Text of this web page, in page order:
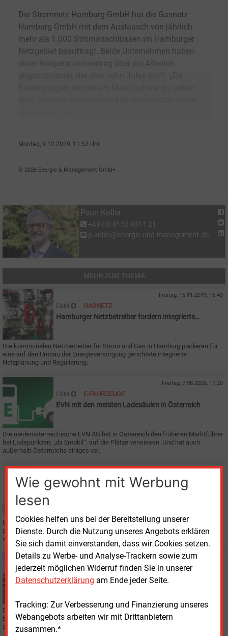
Wie gewohnt mit Werbung
lesen
Cookies helfen uns bei der Bereitstellung unserer
Dienste. Durch die Nutzung unseres Angebots erklären
Sie sich damit einverstanden, dass wir Cookies setzen.
Details zu Werbe- und Analyse-Trackern sowie zum
jederzeit möglichen Widerruf finden Sie in unserer
Datenschutzerklärung am Ende jeder Seite.
Tracking: Zur Verbesserung und Finanzierung unseres
Webangebots arbeiten wir mit Drittanbietern
zusammen.*
Die Stromnetz Hamburg GmbH hat die Gasnetz
Hamburg GmbH mit dem Austausch von jährlich
mehr als 1.000 Stromanschlüssen im Hamburger
Netzgebiet beauftragt. Beide Unternehmen haben
einen Kooperationsvertrag über die Arbeiten
Montag, 9.12.2019, 11:52 Uhr
© 2026 Energie & Management GmbH
Peter Koller
+49 (0) 8152 9311 21
p.koller@energie-und-management.de
MEHR ZUM THEMA
Freitag, 15.11.2019, 16:43
E&M GASNETZ
Hamburger Netzbetreiber fordern integrierte
Die kommunalen Netzbetreiber für Strom und Gas in Hamburg plädieren für
eine auf den Umbau der Energieversorgung gerichtete integrierte
Netzplanung und Regulierung.
Freitag, 7.08.2026, 17:20
E&M E-FAHRZEUGE
EVN mit den meisten Ladesäulen in Österreich
Die niederösterreichische EVN AG hat in Österreich den früheren Marktführer
bei Ladepunkten, „da Emobil“, auf die Plätze verwiesen. Und hat auch
außerhalb Österreichs einiges vor.
E&M FÖRDERUNG
Studie analysiert Relevanz von Förderinstrumenten
Eine ZEW-Studie zeigt, dass Investitionshilfen vor allem bei marktreifen
grünen Technologien relevant sind. Bei neuen CO2-armen Verfahren geht es
vor allem um Forschungszuschüsse.
Freitag, 7.08.2026, 16:57
E&M E-FAHRZEUGE
Potsdam kündigt Liefervertrag für Elektrobusse
Der Verkehrsbetrieb Potsdam hat einen Liefervertrag über 23
batterieelektrische Busse mit Ebusco wegen ausbleibender Lieferungen
gekündigt. Eine Neuausschreibung wird vorbereitet.